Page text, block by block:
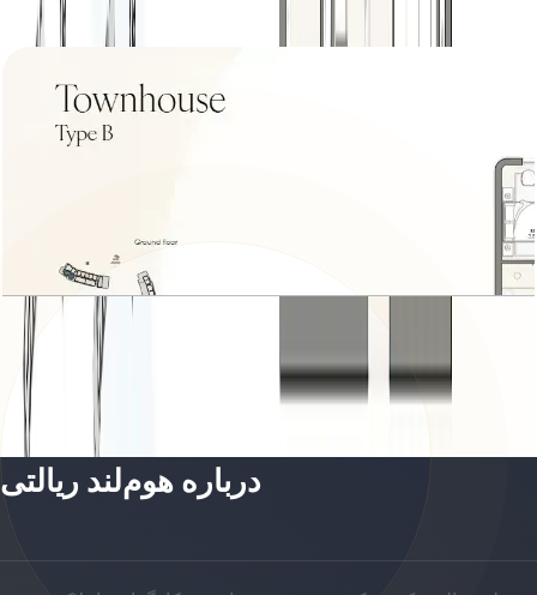
باز کردن چیدمان
Townhouse Type B
باز کردن چیدمان
درباره هوم‌لند ریالتی